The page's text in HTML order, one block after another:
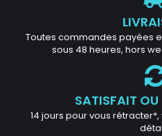
Toutes commandes payées
sous 48 heures, hors
SATISFAIT OU
14 jours pour vous rétracter*,